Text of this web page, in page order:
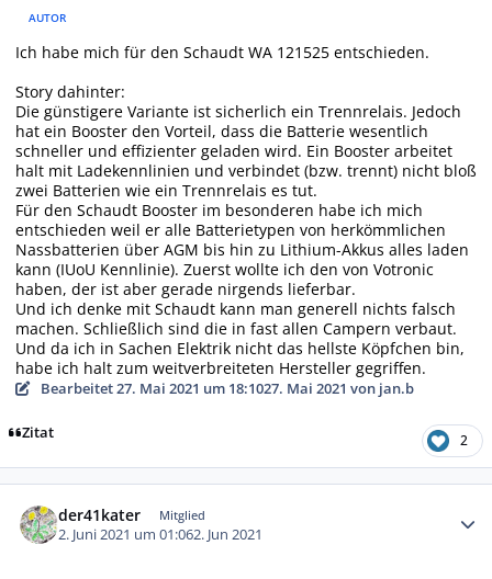
AUTOR
Ich habe mich für den Schaudt WA 121525 entschieden.
Story dahinter:
Die günstigere Variante ist sicherlich ein Trennrelais. Jedoch
hat ein Booster den Vorteil, dass die Batterie wesentlich
schneller und effizienter geladen wird. Ein Booster arbeitet
halt mit Ladekennlinien und verbindet (bzw. trennt) nicht bloß
zwei Batterien wie ein Trennrelais es tut.
Für den Schaudt Booster im besonderen habe ich mich
entschieden weil er alle Batterietypen von herkömmlichen
Nassbatterien über AGM bis hin zu Lithium-Akkus alles laden
kann (IUoU Kennlinie). Zuerst wollte ich den von Votronic
haben, der ist aber gerade nirgends lieferbar.
Und ich denke mit Schaudt kann man generell nichts falsch
machen. Schließlich sind die in fast allen Campern verbaut.
Und da ich in Sachen Elektrik nicht das hellste Köpfchen bin,
habe ich halt zum weitverbreiteten Hersteller gegriffen.
Bearbeitet27. Mai 2021 um 18:1027. Mai 2021 von jan.b
Zitat 2
der41kater Mitglied
2. Juni 2021 um 01:062. Jun 2021